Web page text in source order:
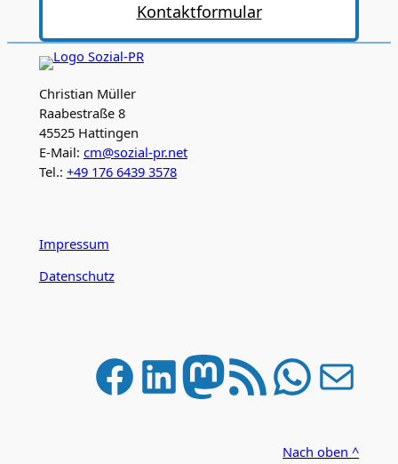
Kontaktformular
Christian Müller
Raabestraße 8
45525 Hattingen
E-Mail: cm@sozial-pr.net
Tel.: +49 176 6439 3578
Impressum
Datenschutz
Facebook LinkedIn Mastodon RSS-Feed WhatsApp E-Mail
Nach oben ^